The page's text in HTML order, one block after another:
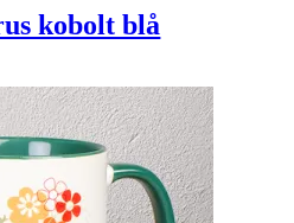
kobolt blå